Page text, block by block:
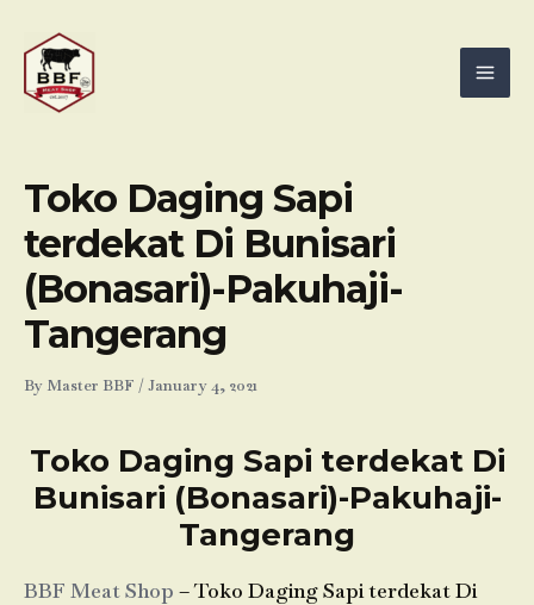
content
Toko Daging Sapi
terdekat Di Bunisari
(Bonasari)-Pakuhaji-
Tangerang
By Master BBF /January 4, 2021
Toko Daging Sapi terdekat Di
Bunisari (Bonasari)-Pakuhaji-
Tangerang
BBF Meat Shop – Toko Daging Sapi terdekat Di